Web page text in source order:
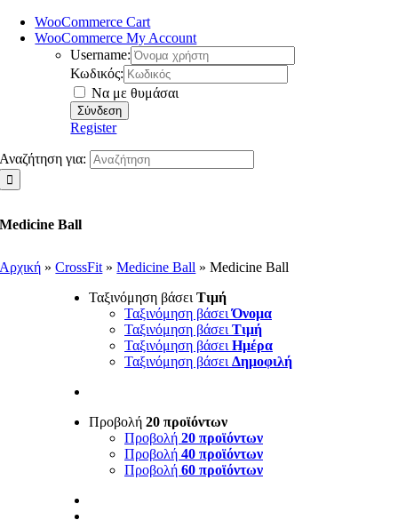
WooCommerce Cart
WooCommerce My Account
Username:
Κωδικός:
Να με θυμάσαι
Register
Αναζήτηση για:
Medicine Ball
Αρχική »CrossFit »Medicine Ball »Medicine Ball
Ταξινόμηση βάσει Τιμή
Ταξινόμηση βάσειΌνομα
Ταξινόμηση βάσει Τιμή
Ταξινόμηση βάσει Ημέρα
Ταξινόμηση βάσει Δημοφιλή
Προβολή 20 προϊόντων
Προβολή 20 προϊόντων
Προβολή 40 προϊόντων
Προβολή 60 προϊόντων